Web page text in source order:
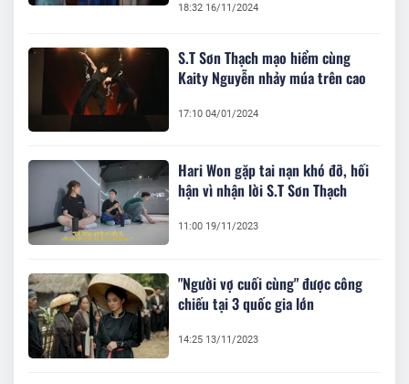
18:32 16/11/2024
S.T Sơn Thạch mạo hiểm cùng
Kaity Nguyễn nhảy múa trên cao
17:10 04/01/2024
Hari Won gặp tai nạn khó đỡ, hối
hận vì nhận lời S.T Sơn Thạch
11:00 19/11/2023
"Người vợ cuối cùng" được công
chiếu tại 3 quốc gia lớn
14:25 13/11/2023